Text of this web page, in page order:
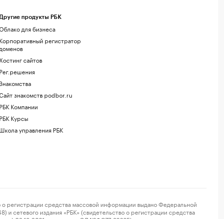
Другие продукты РБК
для бизнеса
Корпоративный регистратор
доменов
Хостинг сайтов
Рег.решения
знакомств podbor.ru
РБК Компании
РБК Курсы
Школа управления РБК
средства массовой информации выдано Федеральной
сетевого издания «РБК» (свидетельство о регистрации средства